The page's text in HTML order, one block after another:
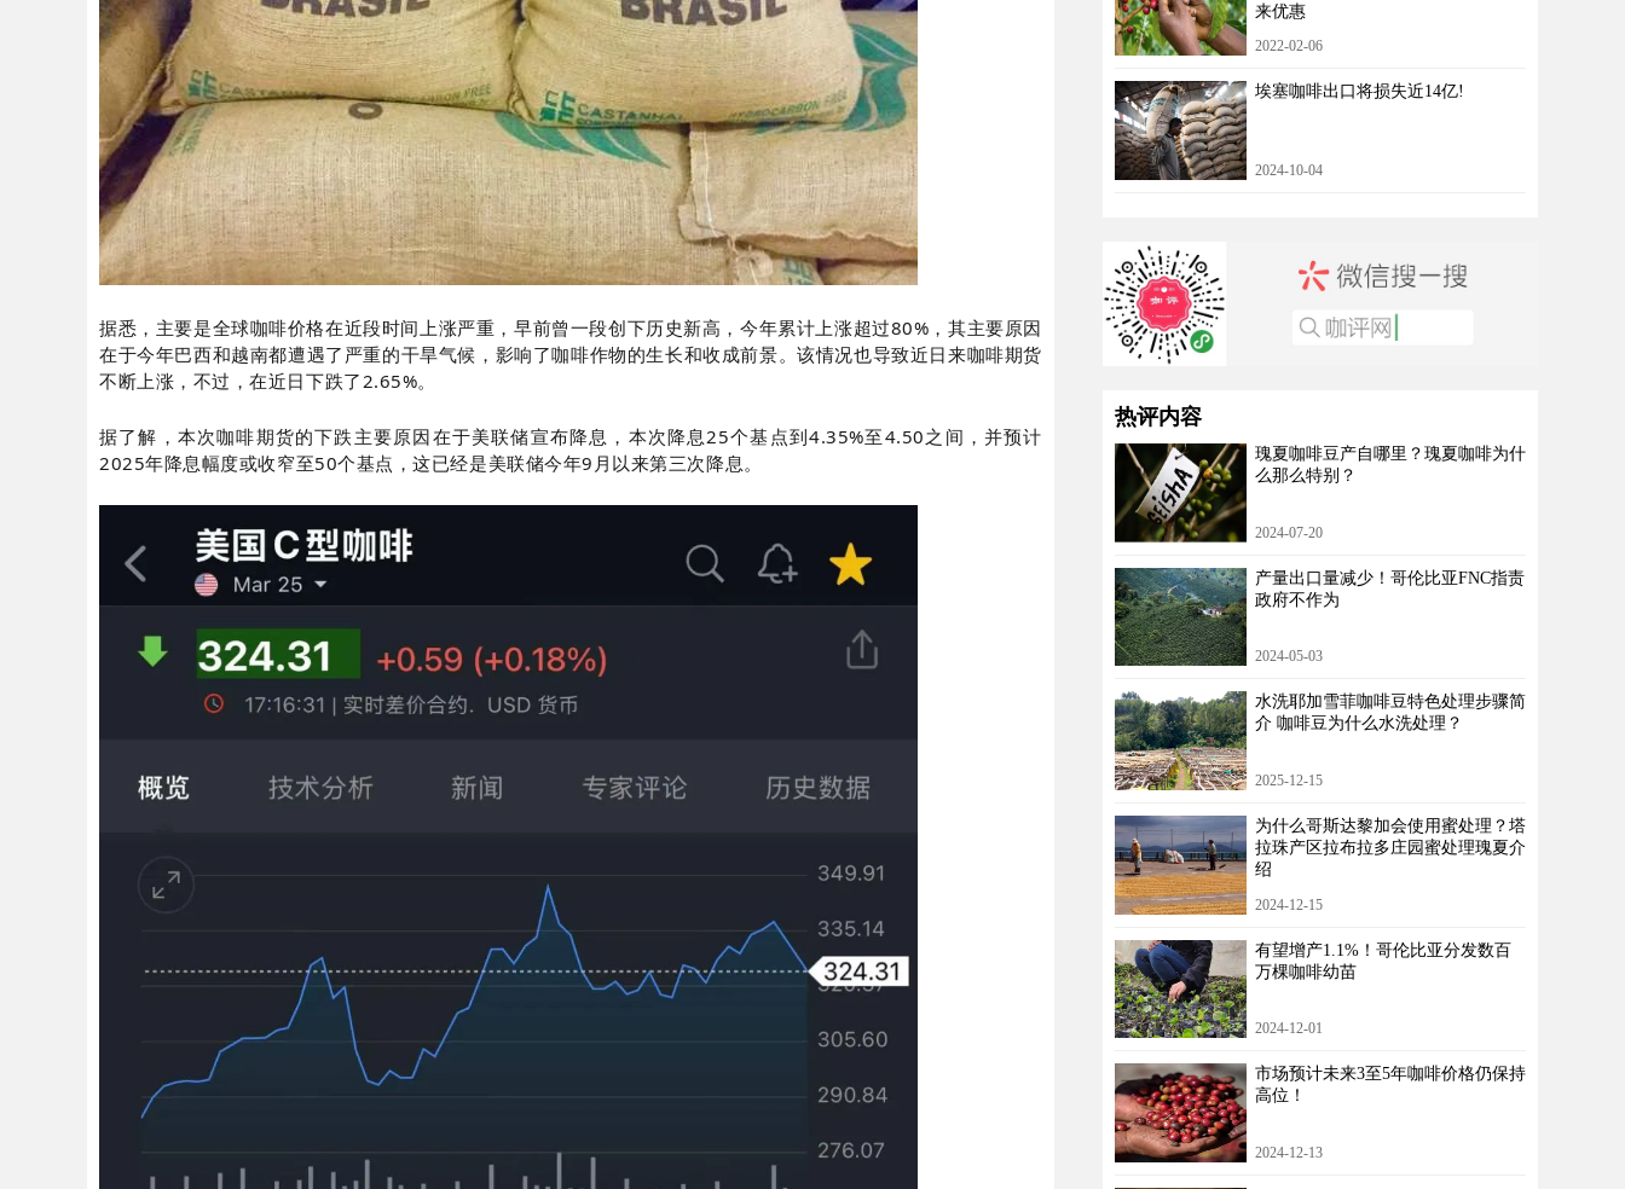
据悉，主要是全球咖啡价格在近段时间上涨严重，早前曾一段创下历史新高，今年累计上涨超过80%，其主要原因
在于今年巴西和越南都遭遇了严重的干旱气候，影响了咖啡作物的生长和收成前景。该情况也导致近日来咖啡期货
不断上涨，不过，在近日下跌了2.65%。
据了解，本次咖啡期货的下跌主要原因在于美联储宣布降息，本次降息25个基点到4.35%至4.50之间，并预计
2025年降息幅度或收窄至50个基点，这已经是美联储今年9月以来第三次降息。
来优惠
2022-02-06
埃塞咖啡出口将损失近14亿!
2024-10-04
热评内容
瑰夏咖啡豆产自哪里？瑰夏咖啡为什
么那么特别？
2024-07-20
产量出口量减少！哥伦比亚FNC指责
政府不作为
2024-05-03
水洗耶加雪菲咖啡豆特色处理步骤简
介 咖啡豆为什么水洗处理？
2025-12-15
为什么哥斯达黎加会使用蜜处理？塔
拉珠产区拉布拉多庄园蜜处理瑰夏介
绍
2024-12-15
有望增产1.1%！哥伦比亚分发数百
万棵咖啡幼苗
2024-12-01
市场预计未来3至5年咖啡价格仍保持
高位！
2024-12-13